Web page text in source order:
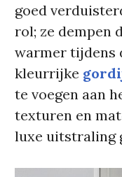
goed
rol; ze dempen
warmer tijdens
kleurrijke
te voegen aan
texturen en
luxe uitstraling